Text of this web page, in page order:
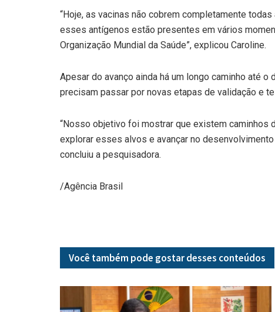
“Hoje, as vacinas não cobrem completamente
esses antígenos estão presentes em vários
Organização Mundial da Saúde”, explicou Caroline.
Apesar do avanço ainda há um longo caminho até
precisam passar por novas etapas de validação e
“Nosso objetivo foi mostrar que existem
explorar esses alvos e avançar no
concluiu a pesquisadora.
/Agência Brasil
Você também pode gostar desses conteúdos